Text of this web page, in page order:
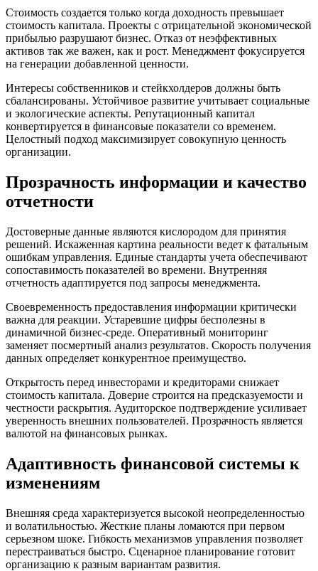
Стоимость создается только когда доходность превышает
стоимость капитала. Проекты с отрицательной экономической
прибылью разрушают бизнес. Отказ от неэффективных
активов так же важен, как и рост. Менеджмент фокусируется
на генерации добавленной ценности.
Интересы собственников и стейкхолдеров должны быть
сбалансированы. Устойчивое развитие учитывает социальные
и экологические аспекты. Репутационный капитал
конвертируется в финансовые показатели со временем.
Целостный подход максимизирует совокупную ценность
организации.
Прозрачность информации и качество
отчетности
Достоверные данные являются кислородом для принятия
решений. Искаженная картина реальности ведет к фатальным
ошибкам управления. Единые стандарты учета обеспечивают
сопоставимость показателей во времени. Внутренняя
отчетность адаптируется под запросы менеджмента.
Своевременность предоставления информации критически
важна для реакции. Устаревшие цифры бесполезны в
динамичной бизнес-среде. Оперативный мониторинг
заменяет посмертный анализ результатов. Скорость получения
данных определяет конкурентное преимущество.
Открытость перед инвесторами и кредиторами снижает
стоимость капитала. Доверие строится на предсказуемости и
честности раскрытия. Аудиторское подтверждение усиливает
уверенность внешних пользователей. Прозрачность является
валютой на финансовых рынках.
Адаптивность финансовой системы к
изменениям
Внешняя среда характеризуется высокой неопределенностью
и волатильностью. Жесткие планы ломаются при первом
серьезном шоке. Гибкость механизмов управления позволяет
перестраиваться быстро. Сценарное планирование готовит
организацию к разным вариантам развития.